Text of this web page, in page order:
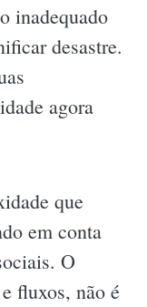
inadequado
desastre.
agora
que
em conta
O
fluxos, não é